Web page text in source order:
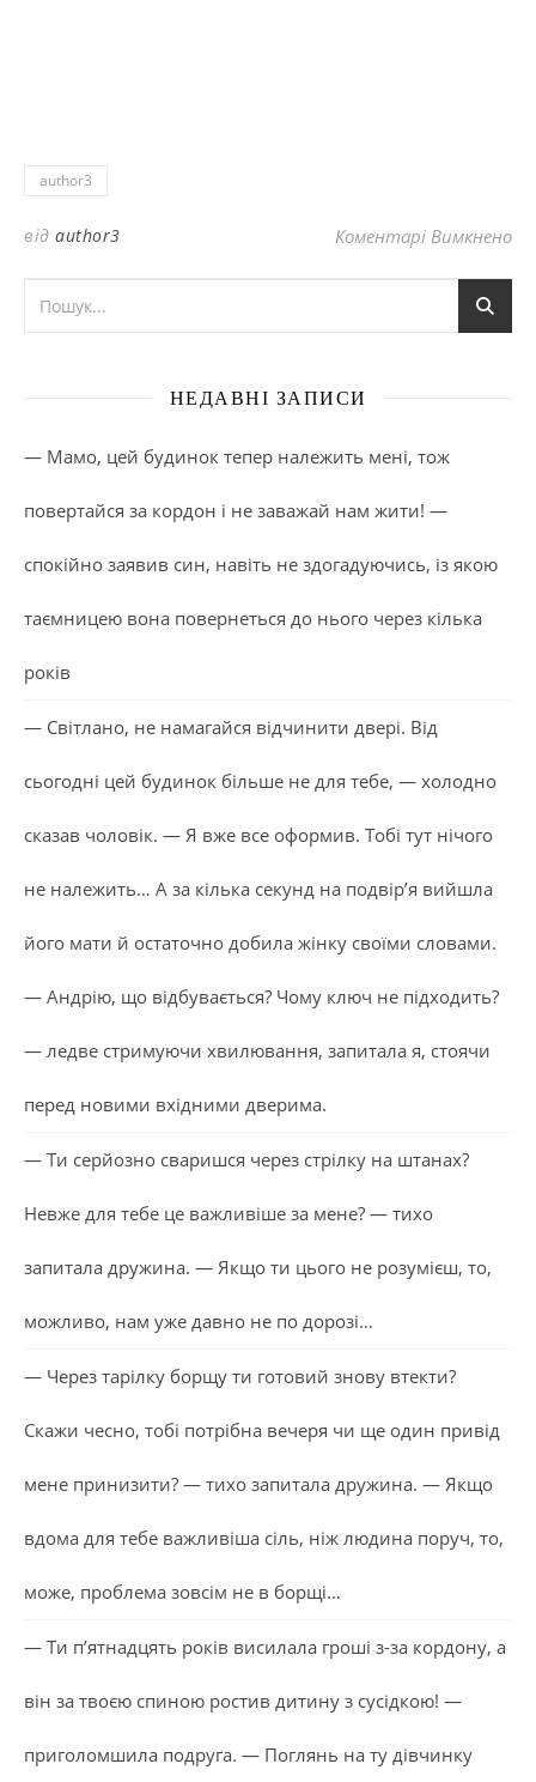
author3
від author3 Коментарі Вимкненодо
НЕДАВНІ ЗАПИСИ
— Мамо, цей будинок тепер належить мені, тож
повертайся за кордон і не заважай нам жити! —
спокійно заявив син, навіть не здогадуючись, із якою
таємницею вона повернеться до нього через кілька
років
— Світлано, не намагайся відчинити двері. Від
сьогодні цей будинок більше не для тебе, — холодно
сказав чоловік. — Я вже все оформив. Тобі тут нічого
не належить… А за кілька секунд на подвір’я вийшла
його мати й остаточно добила жінку своїми словами.
— Андрію, що відбувається? Чому ключ не підходить?
— ледве стримуючи хвилювання, запитала я, стоячи
перед новими вхідними дверима.
— Ти серйозно сваришся через стрілку на штанах?
Невже для тебе це важливіше за мене? — тихо
запитала дружина. — Якщо ти цього не розумієш, то,
можливо, нам уже давно не по дорозі…
— Через тарілку борщу ти готовий знову втекти?
Скажи чесно, тобі потрібна вечеря чи ще один привід
мене принизити? — тихо запитала дружина. — Якщо
вдома для тебе важливіша сіль, ніж людина поруч, то,
може, проблема зовсім не в борщі…
— Ти п’ятнадцять років висилала гроші з-за кордону, а
він за твоєю спиною ростив дитину з сусідкою! —
приголомшила подруга. — Поглянь на ту дівчинку